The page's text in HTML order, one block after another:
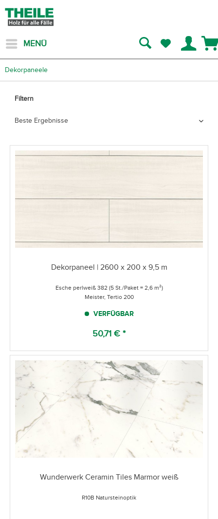
MENÜ
Dekorpaneele
Filtern
Dekorpaneel | 2600 x 200 x 9,5 m
Esche perlweiß 382 (5 St./Paket = 2,6 m²)
Meister, Tertio 200
VERFÜGBAR
50,71 € *
Wunderwerk Ceramin Tiles Marmor weiß
R10B Natursteinoptik